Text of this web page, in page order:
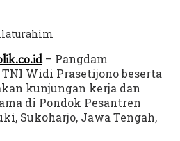
– Pangdam
Widi Prasetijono beserta
kunjungan kerja dan
di Pondok Pesantren
Sukoharjo, Jawa Tengah,